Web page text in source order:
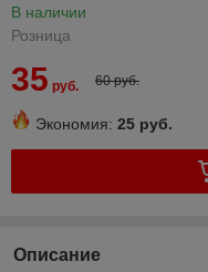
В наличии
Розница
35 руб. 60 руб.
Экономия: 25 руб.
Описание